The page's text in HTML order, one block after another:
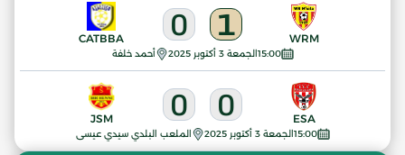
15:00الجمعة 3 أكتوبر 2025 أحمد خلفة
WRM
1
0
CATBBA
15:00الجمعة 3 أكتوبر 2025 الملعب البلدي سيدي عيسى
ESA
0
0
JSM